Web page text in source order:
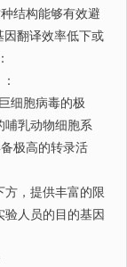
结构能够有效避
翻译效率低下或
：
细胞病毒的极
哺乳动物细胞系
极高的转录活
方，提供丰富的限
人员的目的基因